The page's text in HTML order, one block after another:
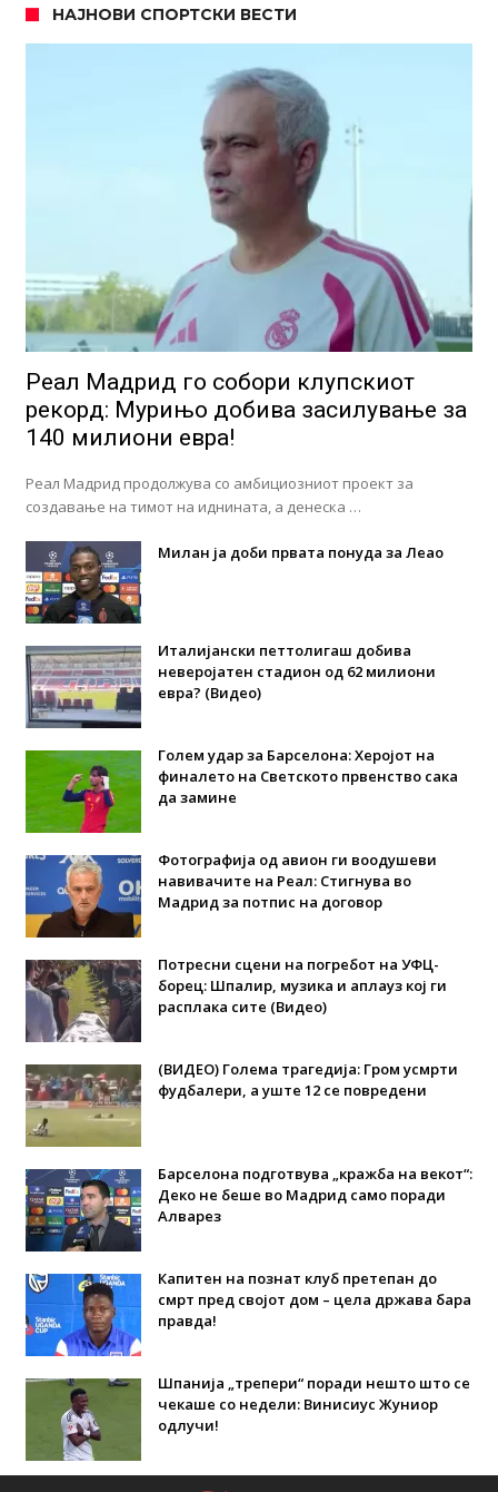
НАЈНОВИ СПОРТСКИ ВЕСТИ
Реал Мадрид го собори клупскиот
рекорд: Мурињо добива засилување за
140 милиони евра!
Реал Мадрид продолжува со амбициозниот проект за
создавање на тимот на иднината, а денеска …
Милан ја доби првата понуда за Леао
Италијански петтолигаш добива
неверојатен стадион од 62 милиони
евра? (Видео)
Голем удар за Барселона: Херојот на
финалето на Светското првенство сака
да замине
Фотографија од авион ги воодушеви
навивачите на Реал: Стигнува во
Мадрид за потпис на договор
Потресни сцени на погребот на УФЦ-
борец: Шпалир, музика и аплауз кој ги
расплака сите (Видео)
(ВИДЕО) Голема трагедија: Гром усмрти
фудбалери, а уште 12 се повредени
Барселона подготвува „кражба на векот“:
Деко не беше во Мадрид само поради
Алварез
Капитен на познат клуб претепан до
смрт пред својот дом – цела држава бара
правда!
Шпанија „трепери“ поради нешто што се
чекаше со недели: Винисиус Жуниор
одлучи!